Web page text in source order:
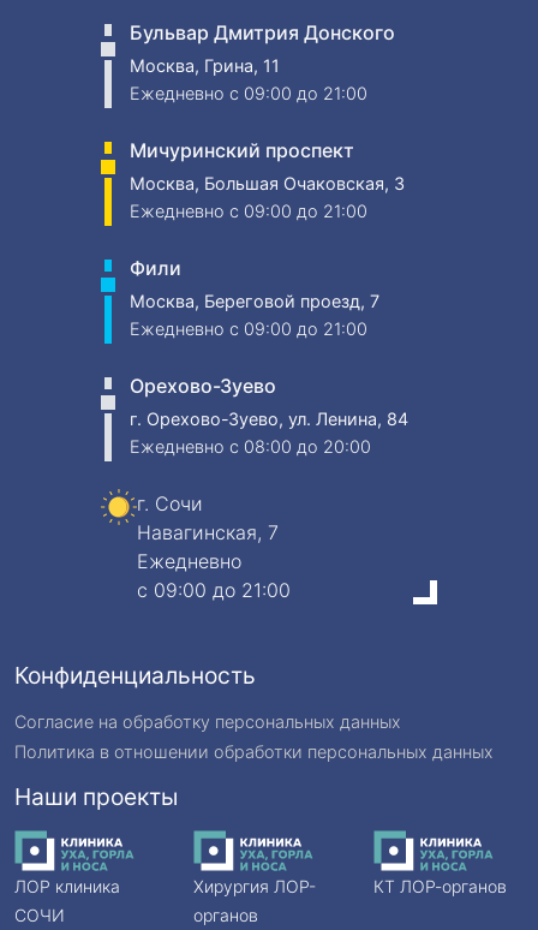
Бульвар Дмитрия Донского
Москва, Грина, 11
Ежедневно c 09:00 до 21:00
Мичуринский проспект
Москва, Большая Очаковская, 3
Ежедневно c 09:00 до 21:00
Фили
Москва, Береговой проезд, 7
Ежедневно c 09:00 до 21:00
Орехово-Зуево
г. Орехово-Зуево, ул. Ленина, 84
Ежедневно c 08:00 до 20:00
г. Сочи
Навагинская, 7
Ежедневно
c 09:00 до 21:00
Конфиденциальность
Согласие на обработку персональных данных
Политика в отношении обработки персональных данных
Наши проекты
ЛОР клиника
СОЧИ
Хирургия ЛОР-
органов
КТ ЛОР-органов